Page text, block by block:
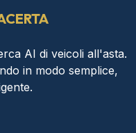
AI di veicoli all'asta.
in modo semplice,